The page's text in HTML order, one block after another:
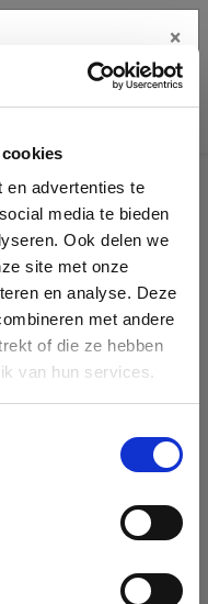
en advertenties te
media te bieden
Ook delen we
site met onze
en analyse. Deze
met andere
of die ze hebben
van hun services.
×